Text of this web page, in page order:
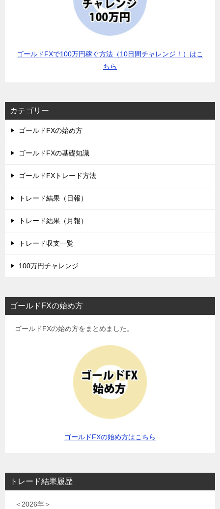
ゴールドFXで100万円稼ぐ方法（10日間チャレンジ！）はこ
ちら
カテゴリー
ゴールドFXの始め方
ゴールドFXの基礎知識
ゴールドFXトレード方法
トレード結果（日報）
トレード結果（月報）
トレード収支一覧
100万円チャレンジ
ゴールドFXの始め方
ゴールドFXの始め方をまとめました。
ゴールドFXの始め方はこちら
トレード結果履歴
＜2026年＞